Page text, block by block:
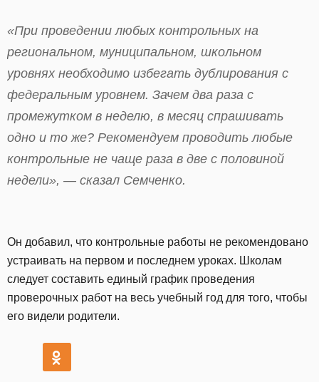
«При проведении любых контрольных на
региональном, муниципальном, школьном
уровнях необходимо избегать дублирования с
федеральным уровнем. Зачем два раза с
промежутком в неделю, в месяц спрашивать
одно и то же? Рекомендуем проводить любые
контрольные не чаще раза в две с половиной
недели», — сказал Семченко.
Он добавил, что контрольные работы не рекомендовано
устраивать на первом и последнем уроках. Школам
следует составить единый график проведения
проверочных работ на весь учебный год для того, чтобы
его видели родители.